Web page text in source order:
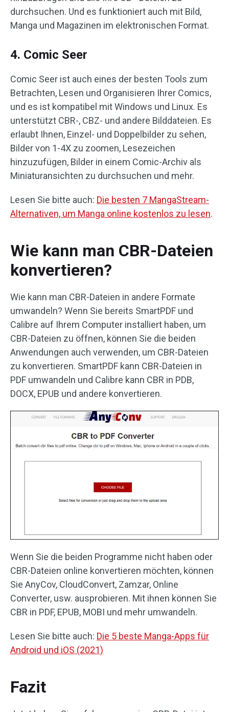
durchsuchen. Und es funktioniert auch mit Bild,
Manga und Magazinen im elektronischen Format.
4. Comic Seer
Comic Seer ist auch eines der besten Tools zum
Betrachten, Lesen und Organisieren Ihrer Comics,
und es ist kompatibel mit Windows und Linux. Es
unterstützt CBR-, CBZ- und andere Bilddateien. Es
erlaubt Ihnen, Einzel- und Doppelbilder zu sehen,
Bilder von 1-4X zu zoomen, Lesezeichen
hinzuzufügen, Bilder in einem Comic-Archiv als
Miniaturansichten zu durchsuchen und mehr.
Lesen Sie bitte auch: Die besten 7 MangaStream-
Alternativen, um Manga online kostenlos zu lesen.
Wie kann man CBR-Dateien
konvertieren?
Wie kann man CBR-Dateien in andere Formate
umwandeln? Wenn Sie bereits SmartPDF und
Calibre auf Ihrem Computer installiert haben, um
CBR-Dateien zu öffnen, können Sie die beiden
Anwendungen auch verwenden, um CBR-Dateien
zu konvertieren. SmartPDF kann CBR-Dateien in
PDF umwandeln und Calibre kann CBR in PDB,
DOCX, EPUB und andere konvertieren.
Wenn Sie die beiden Programme nicht haben oder
CBR-Dateien online konvertieren möchten, können
Sie AnyCov, CloudConvert, Zamzar, Online
Converter, usw. ausprobieren. Mit ihnen können Sie
CBR in PDF, EPUB, MOBI und mehr umwandeln.
Lesen Sie bitte auch: Die 5 beste Manga-Apps für
Android und iOS (2021)
Fazit